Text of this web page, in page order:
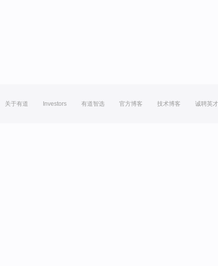
关于有道 Investors 有道智选 官方博客 技术博客 诚聘英才